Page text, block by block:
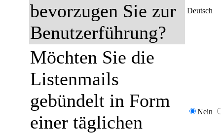
bevorzugen Sie zur
Benutzerführung?
Deutsch
Möchten Sie die
Listenmails
gebündelt in Form
einer täglichen
Nein